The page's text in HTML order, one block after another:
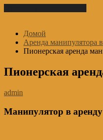
Домой
Аренда манипулятора
Пионерская аренда
Пионерская
admin
Манипулятор в